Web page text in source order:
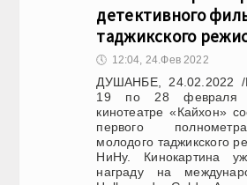
детективного
таджикского
🕔 12:04, 24.Фев 2022
ДУШАНБЕ, 24.02.2022
19 по 28 февраля
кинотеатре «Кайхон»
первого
молодого таджикского
НиНу. Кинокартина
награду на